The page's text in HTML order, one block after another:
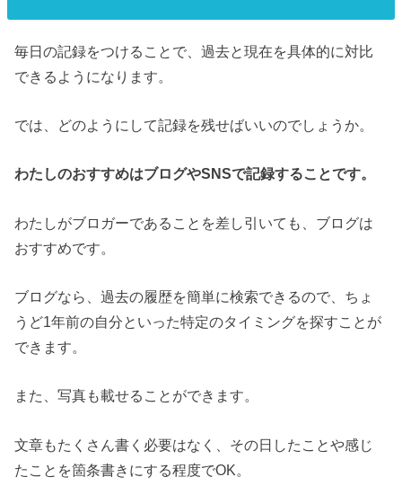
毎日の記録をつけることで、過去と現在を具体的に対比
できるようになります。
では、どのようにして記録を残せばいいのでしょうか。
わたしのおすすめはブログやSNSで記録することです。
わたしがブロガーであることを差し引いても、ブログは
おすすめです。
ブログなら、過去の履歴を簡単に検索できるので、ちょ
うど1年前の自分といった特定のタイミングを探すことが
できます。
また、写真も載せることができます。
文章もたくさん書く必要はなく、その日したことや感じ
たことを箇条書きにする程度でOK。